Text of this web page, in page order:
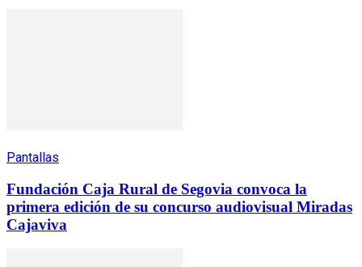
Pantallas
Fundación Caja Rural de Segovia convoca la
primera edición de su concurso audiovisual Miradas
Cajaviva